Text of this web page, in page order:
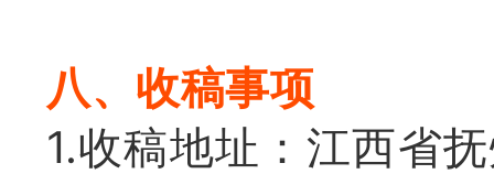
八、收稿事项
1.收稿地址：江西省